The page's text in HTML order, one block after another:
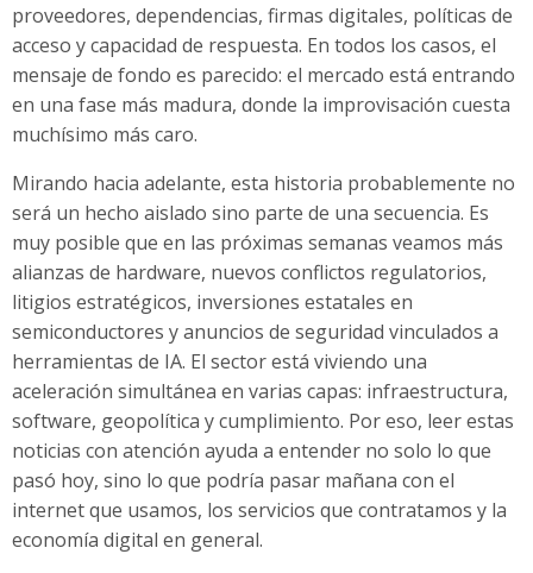
proveedores, dependencias, firmas digitales, políticas de
acceso y capacidad de respuesta. En todos los casos, el
mensaje de fondo es parecido: el mercado está entrando
en una fase más madura, donde la improvisación cuesta
muchísimo más caro.
Mirando hacia adelante, esta historia probablemente no
será un hecho aislado sino parte de una secuencia. Es
muy posible que en las próximas semanas veamos más
alianzas de hardware, nuevos conflictos regulatorios,
litigios estratégicos, inversiones estatales en
semiconductores y anuncios de seguridad vinculados a
herramientas de IA. El sector está viviendo una
aceleración simultánea en varias capas: infraestructura,
software, geopolítica y cumplimiento. Por eso, leer estas
noticias con atención ayuda a entender no solo lo que
pasó hoy, sino lo que podría pasar mañana con el
internet que usamos, los servicios que contratamos y la
economía digital en general.